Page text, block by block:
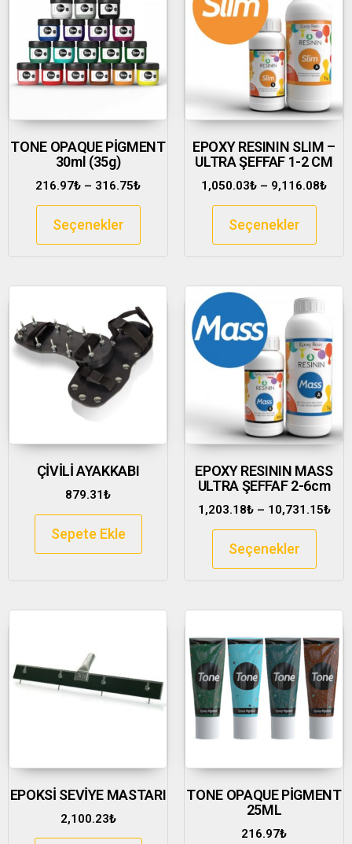
TONE OPAQUE PİGMENT
30ml (35g)
216.97₺ – 316.75₺
Seçenekler
EPOXY RESININ SLIM –
ULTRA ŞEFFAF 1-2 CM
1,050.03₺ – 9,116.08₺
Seçenekler
ÇİVİLİ AYAKKABI
879.31₺
Sepete Ekle
EPOXY RESININ MASS
ULTRA ŞEFFAF 2-6cm
1,203.18₺ – 10,731.15₺
Seçenekler
EPOKSİ SEVİYE MASTARI
2,100.23₺
TONE OPAQUE PİGMENT
25ML
216.97₺